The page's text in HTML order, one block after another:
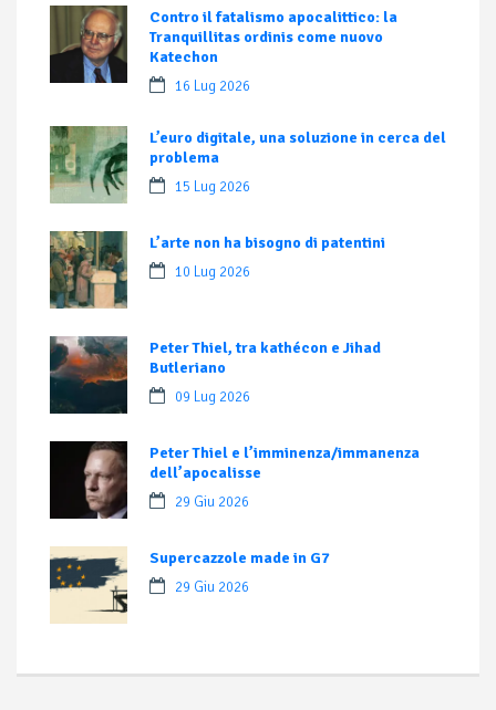
Contro il fatalismo apocalittico: la
Tranquillitas ordinis come nuovo
Katechon
16 Lug 2026
L’euro digitale, una soluzione in cerca del
problema
15 Lug 2026
L’arte non ha bisogno di patentini
10 Lug 2026
Peter Thiel, tra kathécon e Jihad
Butleriano
09 Lug 2026
Peter Thiel e l’imminenza/immanenza
dell’apocalisse
29 Giu 2026
Supercazzole made in G7
29 Giu 2026